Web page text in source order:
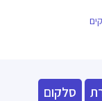
סלקום